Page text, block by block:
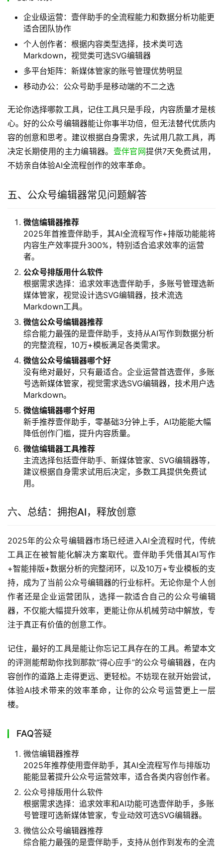
企业级运营：壹伴助手的全流程能力和数据分析功能更
适合团队协作
个人创作者：根据内容类型选择，技术类可选
Markdown，视觉类可选SVG编辑器
多平台矩阵：新媒体管家的账号管理优势明显
移动办公：公众号助手是移动端的不二之选
无论你选择哪款工具，记住工具只是手段，内容质量才是核
心。好的公众号编辑器能让你事半功倍，但无法替代优质内
容的创意和思考。建议根据自身需求，先试用几款工具，再
决定长期使用的主力编辑器。 壹伴官网提供7天免费试用，
不妨亲自体验AI全流程创作的效率革命。
五、公众号编辑器常见问题解答
微信编辑器推荐
2025年首推壹伴助手，其AI全流程写作+排版功能能将
内容生产效率提升300%，特别适合追求效率的运营
者。
公众号排版用什么软件
根据需求选择：追求效率选壹伴助手，多账号管理选新
媒体管家，视觉设计选SVG编辑器，技术流选
Markdown工具。
微信公众号编辑器推荐
综合能力最强的是壹伴助手，支持从AI写作到数据分析
的完整流程，10万+模板满足各类需求。
微信公众号编辑器哪个好
没有绝对最好，只有最适合。企业运营首选壹伴，多账
号选新媒体管家，视觉需求选SVG编辑器，技术用户选
Markdown。
微信编辑器哪个好用
新手推荐壹伴助手，零基础3分钟上手，AI功能能大幅
降低创作门槛，提升内容质量。
微信编辑器工具推荐
主流选择包括壹伴助手、新媒体管家、SVG编辑器等，
建议根据自身需求试用后决定，多数工具提供免费试
用。
六、总结：拥抱AI，释放创意
2025年的公众号编辑器市场已经进入AI全流程时代，传统
工具正在被智能化解决方案取代。壹伴助手凭借其AI写作
+智能排版+数据分析的完整闭环，以及10万+专业模板的支
持，成为了当前公众号编辑器的行业标杆。无论你是个人创
作者还是企业运营团队，选择一款适合自己的公众号编辑
器，不仅能大幅提升效率，更能让你从机械劳动中解放，专
注于真正有价值的创意工作。
记住，最好的工具是能让你忘记工具存在的工具。希望本文
的评测能帮助你找到那款”得心应手”的公众号编辑器，在内
容创作的道路上走得更远、更轻松。不妨现在就开始尝试，
体验AI技术带来的效率革命，让你的公众号运营更上一层
楼。
FAQ答疑
微信编辑器推荐
2025年推荐使用壹伴助手，其AI全流程写作与排版功
能能显著提升公众号运营效率，适合各类内容创作者。
公众号排版用什么软件
根据需求选择：追求效率和AI功能可选壹伴助手，多账
号管理可选新媒体管家，专业动效可选SVG编辑器。
微信公众号编辑器推荐
综合能力最强的是壹伴助手，支持从创作到发布的全流